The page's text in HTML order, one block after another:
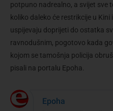
potpuno nadrealno, a svijet sve
koliko daleko će restrikcije u
uspijevaju doprijeti do ostatka
ravnodušnim, pogotovo kada
kojom se tamošnja policija
pisali na portalu Epoha.